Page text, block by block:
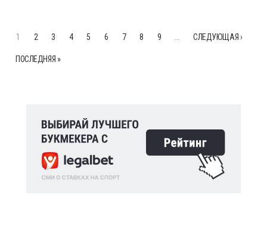
1 2 3 4 5 6 7 8 9 СЛЕДУЮЩАЯ ›
ПОСЛЕДНЯЯ »